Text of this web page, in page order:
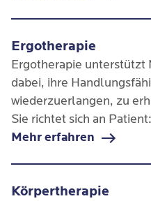
Ergotherapie
Ergotherapie unterstützt
dabei, ihre
wiederzuerlangen, zu
Sie richtet sich an
bei der Aktivierung,
Mehr erfahren
Körpertherapie